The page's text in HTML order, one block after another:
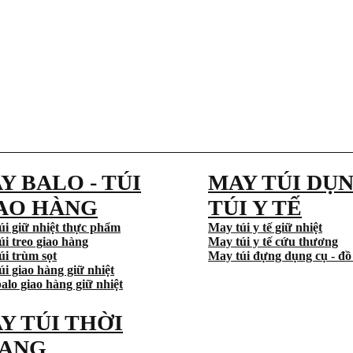
BALO - TÚI
HÀNG
giữ nhiệt thực phẩm
treo giao hàng
trùm sọt
giao hàng giữ nhiệt
giao hàng giữ nhiệt
MAY TÚI
TÚI Y TẾ
May túi y tế giữ nhiệt
May túi y tế cứu thương
May túi đựng dụng cụ - đồ
TÚI THỜI